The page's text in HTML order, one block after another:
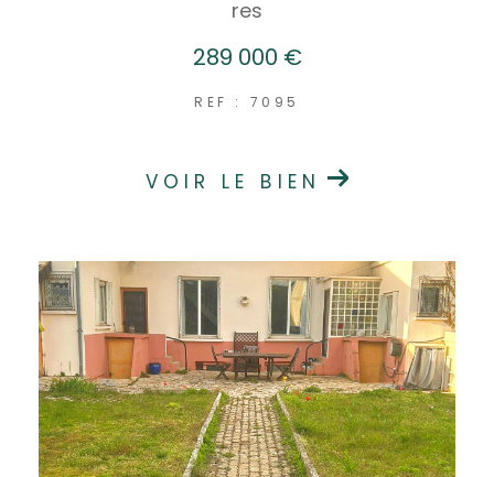
res
289 000 €
REF : 7095
VOIR LE BIEN